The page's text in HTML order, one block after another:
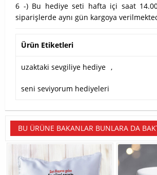
6 -) Bu hediye seti hafta içi saat
siparişlerde aynı gün kargoya
Ürün Etiketleri
uzaktaki sevgiliye hediye ,
seni seviyorum hediyeleri
BU ÜRÜNE BAKANLAR BUNLARA DA